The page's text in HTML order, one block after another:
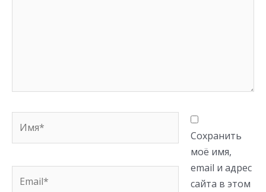
Сохранить
моё имя,
email и адрес
сайта в этом